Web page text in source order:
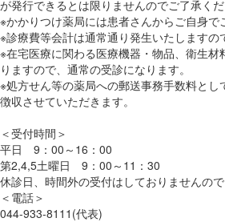
が発行できるとは限りませんのでご了承くだ
※かかりつけ薬局には患者さんからご自身で
※診療費等会計は通常通り発生いたしますの
※在宅医療に関わる医療機器・物品、衛生材
りますので、通常の受診になります。
※処方せん等の薬局への郵送事務手数料とし
徴収させていただきます。
＜受付時間＞
平日 9：00～16：00
第2,4,5土曜日 9：00～11：30
休診日、時間外の受付はしておりませんので
＜電話＞
044-933-8111(代表)